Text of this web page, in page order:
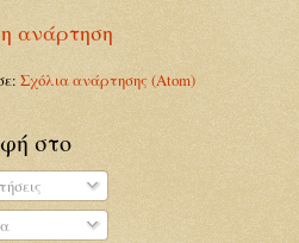
ανάρτηση
Σχόλια ανάρτησης (Atom)
στο